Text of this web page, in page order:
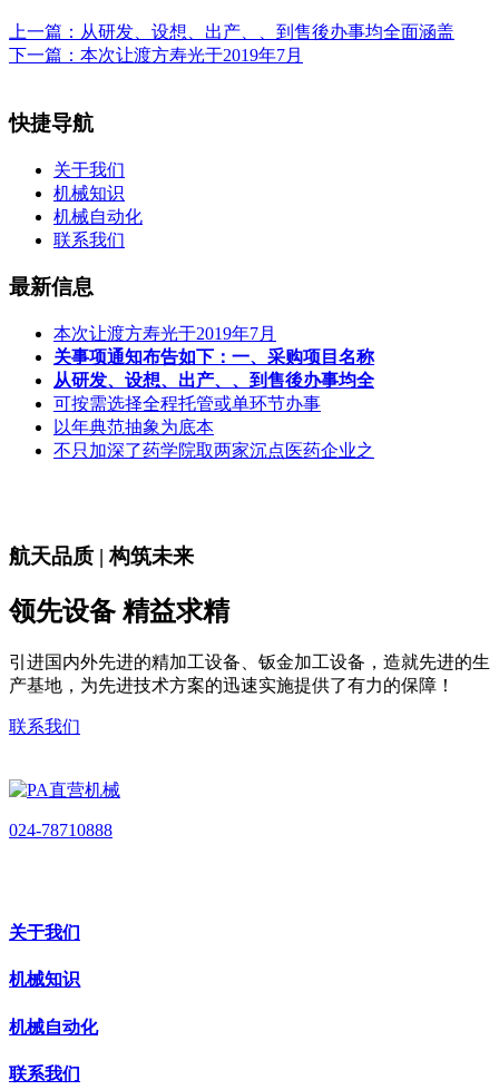
上一篇： 从研发、设想、出产、、到售後办事均全面涵盖
下一篇： 本次让渡方寿光于2019年7月
快捷导航
关于我们
机械知识
机械自动化
联系我们
最新信息
本次让渡方寿光于2019年7月
关事项通知布告如下：一、采购项目名称
从研发、设想、出产、、到售後办事均全
可按需选择全程托管或单环节办事
以年典范抽象为底本
不只加深了药学院取两家沉点医药企业之
航天品质 | 构筑未来
领先设备 精益求精
引进国内外先进的精加工设备、钣金加工设备，造就先进的生
产基地，为先进技术方案的迅速实施提供了有力的保障！
联系我们
024-78710888
关于我们
机械知识
机械自动化
联系我们